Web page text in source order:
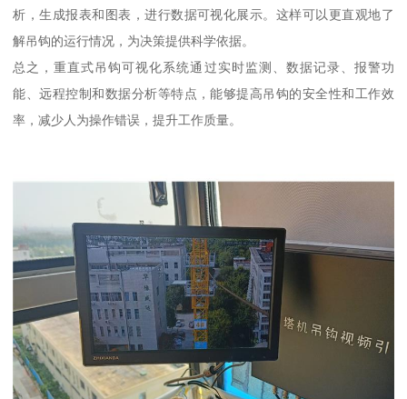
析，生成报表和图表，进行数据可视化展示。这样可以更直观地了
解吊钩的运行情况，为决策提供科学依据。
总之，重直式吊钩可视化系统通过实时监测、数据记录、报警功
能、远程控制和数据分析等特点，能够提高吊钩的安全性和工作效
率，减少人为操作错误，提升工作质量。